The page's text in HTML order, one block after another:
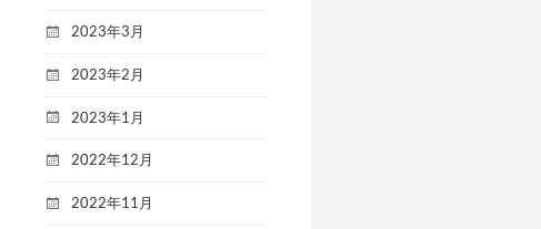
2023年3月
2023年2月
2023年1月
2022年12月
2022年11月